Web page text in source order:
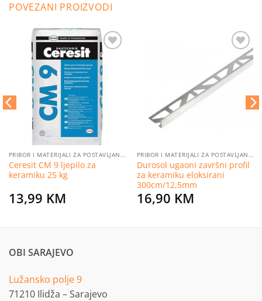
POVEZANI PROIZVODI
Dodaj
želja
PRIBOR I MATERIJALI ZA POSTAVLJANJE PLOČICA
Ceresit CM 9 ljepilo za
keramiku 25 kg
13,99 KM
Dodaj
na
listu
želja
PRIBOR I MATERIJALI ZA POSTAVLJANJE PLOČICA
Durosol ugaoni završni profil
za keramiku eloksirani
300cm/12,5mm
16,90 KM
OBI SARAJEVO
Lužansko polje 9
71210 Ilidža – Sarajevo